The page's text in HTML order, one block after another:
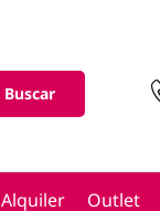
Buscar
Alquiler Outlet